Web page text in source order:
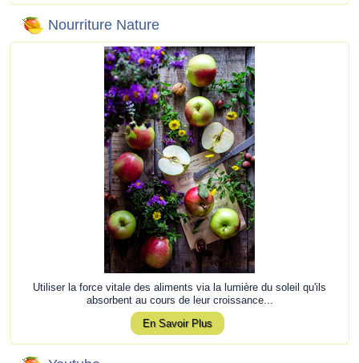
Nourriture Nature
Utiliser la force vitale des aliments via la lumière du soleil qu'ils
absorbent au cours de leur croissance...
En Savoir Plus